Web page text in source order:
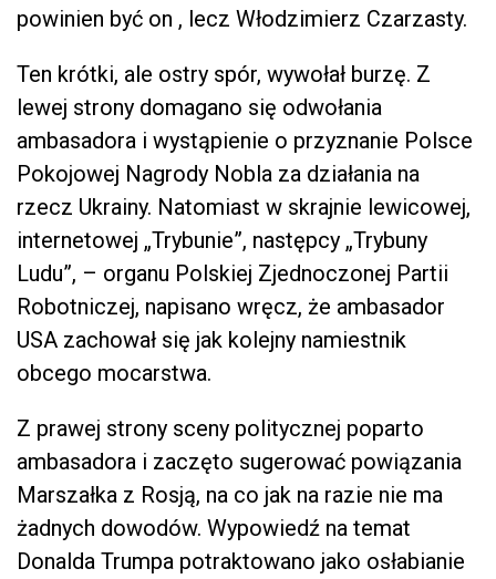
powinien być on , lecz Włodzimierz Czarzasty.
Ten krótki, ale ostry spór, wywołał burzę. Z
lewej strony domagano się odwołania
ambasadora i wystąpienie o przyznanie Polsce
Pokojowej Nagrody Nobla za działania na
rzecz Ukrainy. Natomiast w skrajnie lewicowej,
internetowej „Trybunie”, następcy „Trybuny
Ludu”, – organu Polskiej Zjednoczonej Partii
Robotniczej, napisano wręcz, że ambasador
USA zachował się jak kolejny namiestnik
obcego mocarstwa.
Z prawej strony sceny politycznej poparto
ambasadora i zaczęto sugerować powiązania
Marszałka z Rosją, na co jak na razie nie ma
żadnych dowodów. Wypowiedź na temat
Donalda Trumpa potraktowano jako osłabianie